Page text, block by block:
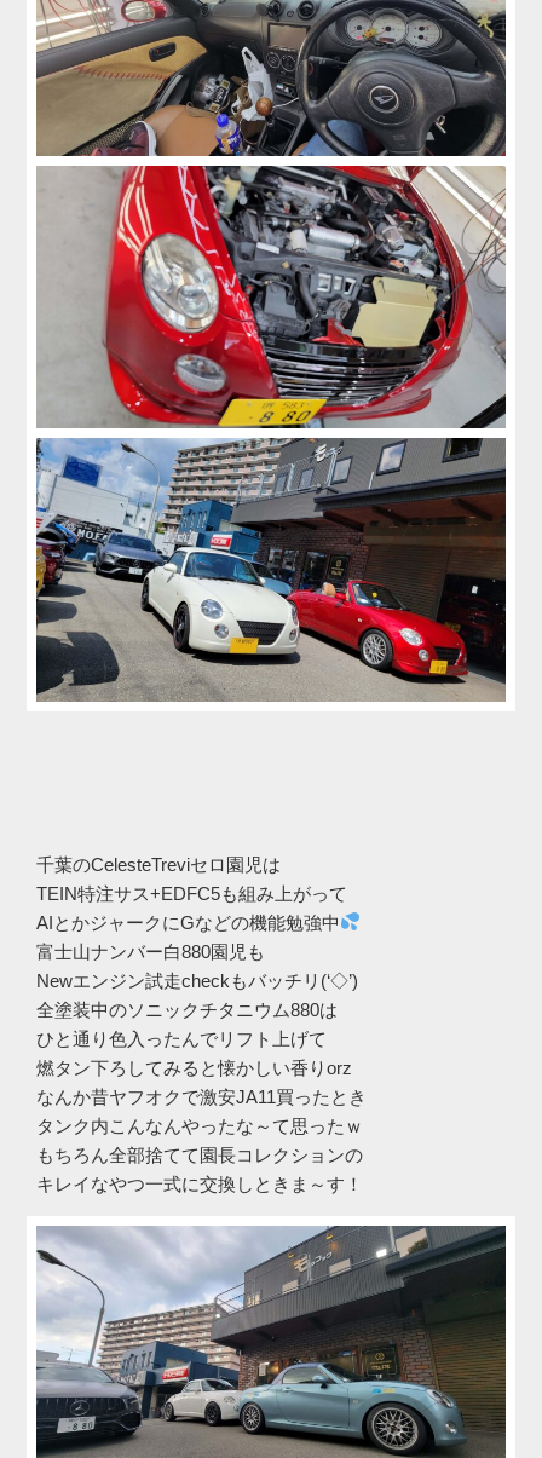
千葉のCelesteTreviセロ園児は
TEIN特注サス+EDFC5も組み上がって
AIとかジャークにGなどの機能勉強中
富士山ナンバー白880園児も
Newエンジン試走checkもバッチリ(‘◇’)ゞ
全塗装中のソニックチタニウム880は
ひと通り色入ったんでリフト上げて
燃タン下ろしてみると懐かしい香りorz
なんか昔ヤフオクで激安JA11買ったとき
タンク内こんなんやったな～て思ったｗ
もちろん全部捨てて園長コレクションの
キレイなやつ一式に交換しときま～す！